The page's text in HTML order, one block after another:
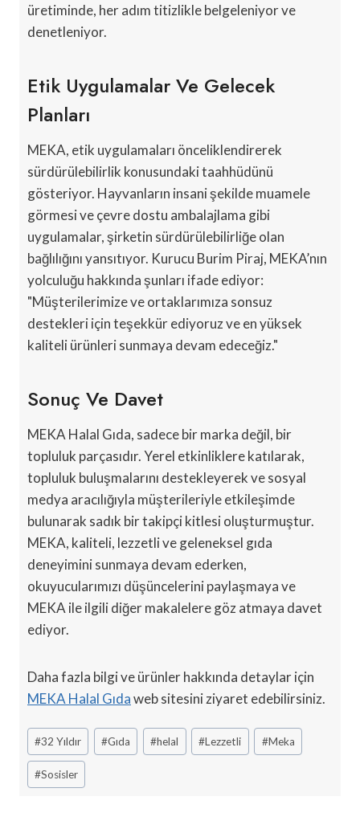
üretiminde, her adım titizlikle belgeleniyor ve
denetleniyor.
Etik Uygulamalar Ve Gelecek
Planları
MEKA, etik uygulamaları önceliklendirerek
sürdürülebilirlik konusundaki taahhüdünü
gösteriyor. Hayvanların insani şekilde muamele
görmesi ve çevre dostu ambalajlama gibi
uygulamalar, şirketin sürdürülebilirliğe olan
bağlılığını yansıtıyor. Kurucu Burim Piraj, MEKA’nın
yolculuğu hakkında şunları ifade ediyor:
"Müşterilerimize ve ortaklarımıza sonsuz
destekleri için teşekkür ediyoruz ve en yüksek
kaliteli ürünleri sunmaya devam edeceğiz."
Sonuç Ve Davet
MEKA Halal Gıda, sadece bir marka değil, bir
topluluk parçasıdır. Yerel etkinliklere katılarak,
topluluk buluşmalarını destekleyerek ve sosyal
medya aracılığıyla müşterileriyle etkileşimde
bulunarak sadık bir takipçi kitlesi oluşturmuştur.
MEKA, kaliteli, lezzetli ve geleneksel gıda
deneyimini sunmaya devam ederken,
okuyucularımızı düşüncelerini paylaşmaya ve
MEKA ile ilgili diğer makalelere göz atmaya davet
ediyor.
Daha fazla bilgi ve ürünler hakkında detaylar için
MEKA Halal Gıdaweb sitesini ziyaret edebilirsiniz.
Post
Tags:
#32 Yıldır #Gıda #helal #Lezzetli #Meka
#Sosisler